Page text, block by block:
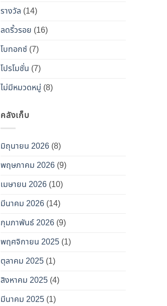
รางวัล (14)
ลดริ้วรอย (16)
โบทอกซ์ (7)
โปรโมชั่น (7)
ไม่มีหมวดหมู่ (8)
คลังเก็บ
มิถุนายน 2026 (8)
พฤษภาคม 2026 (9)
เมษายน 2026 (10)
มีนาคม 2026 (14)
กุมภาพันธ์ 2026 (9)
พฤศจิกายน 2025 (1)
ตุลาคม 2025 (1)
สิงหาคม 2025 (4)
มีนาคม 2025 (1)